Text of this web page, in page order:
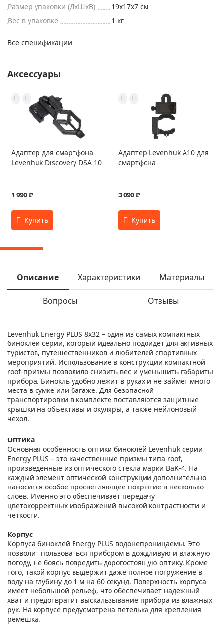
Размер упаковки (ДxШxВ)
19x17x7 см
Вес в упаковке
1 кг
Все спецификации
Аксессуары
Адаптер для смартфона
Levenhuk Discovery DSA 10
1 990 ₽
Адаптер Levenhuk A10 для
смартфона
3 090 ₽
Описание Характеристики Материалы
Вопросы Отзывы
Levenhuk Energy PLUS 8x32 – один из самых компактных
биноклей серии, который идеально подойдет для активных
туристов, путешественников и любителей спортивных
мероприятий. Использование в конструкции компактной
roof-призмы позволило снизить вес и уменьшить габариты
прибора. Бинокль удобно лежит в руках и не займет много
места в сумке или багаже. Для безопасной
транспортировки в комплекте поставляются защитные
крышки на объективы и окуляры, а также нейлоновый
чехол.
Оптика
Основная особенность оптики биноклей Levenhuk серии
Energy PLUS – это качественные призмы типа roof,
произведенные из оптического стекла марки BaK-4. На
каждый элемент оптической конструкции дополнительно
наносится особое просветляющее покрытие в несколько
слоев. Именно это обеспечивает передачу
цветокорректных изображений высокой контрастности и
четкости.
Корпус
Корпуса биноклей Energy PLUS водонепроницаемы. Это
позволит пользоваться прибором в дождливую и влажную
погоду, не боясь повредить дорогостоящую оптику. Кроме
того, такой корпус выдержит даже полное погружение в
воду на глубину до 1 м на 60 секунд. Поверхность корпуса
имеет небольшой рельеф, что обеспечивает надежный
хват и предотвратит выскальзывание прибора из влажных
рук. На корпусе предусмотрена петелька для крепления
ремешка.